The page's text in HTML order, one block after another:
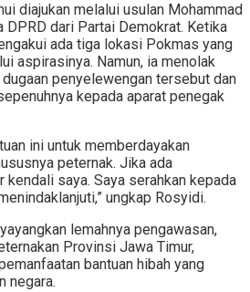
diajukan melalui usulan Mohammad
DPRD dari Partai Demokrat. Ketika
ada tiga lokasi Pokmas yang
aspirasinya. Namun, ia menolak
penyelewengan tersebut dan
kepada aparat penegak
ini untuk memberdayakan
peternak. Jika ada
kendali saya. Saya serahkan kepada
ungkap Rosyidi.
lemahnya pengawasan,
Provinsi Jawa Timur,
bantuan hibah yang
negara.